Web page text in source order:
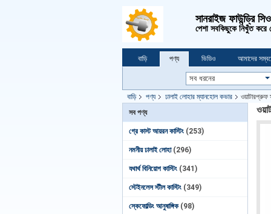
সানরাইজ ফাউন্ড্রি
পেশা সবকিছুকে নিখুঁত করে
বাড়ি পণ্য ভিডিও আমাদের
বাড়ি পণ্য ঢালাই লোহার ম্যানহোল কভার
ওয়াটারপ্রুফ
সব পণ্য
গ্রে কাস্ট আয়রন কাস্টিং (253)
নমনীয় ঢালাই লোহা (296)
যথার্থ বিনিয়োগ কাস্টিং (341)
স্টেইনলেস স্টীল কাস্টিং (349)
স্কেফোল্ডিং আনুষাঙ্গিক (98)